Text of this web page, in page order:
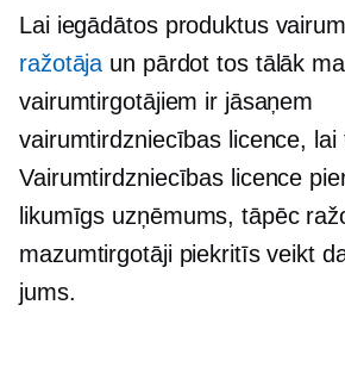
Lai iegādātos produktus
ražotāja un pārdot tos tālāk
vairumtirgotājiem ir jāsaņem
vairumtirdzniecības licence, lai
Vairumtirdzniecības licence
likumīgs uzņēmums, tāpēc
mazumtirgotāji piekritīs veikt
jums.